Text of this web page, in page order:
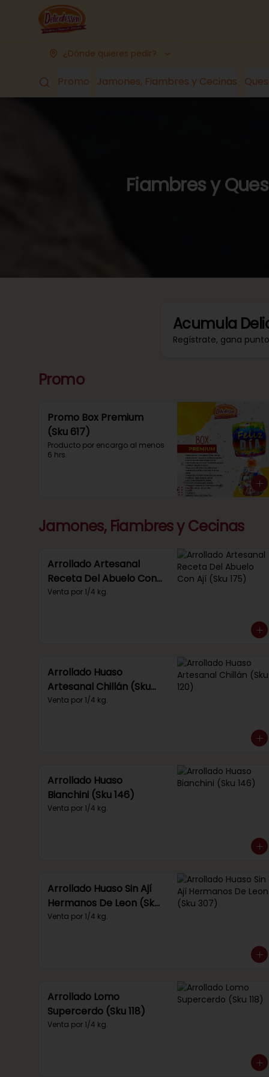
¿Dónde quieres pedir?
Promo Jamones, Fiambres y Cecinas
Fiambres y
Acumula
Regístrate, gana
Promo
Promo Box Premium
(Sku 617)
Producto por encargo al menos
6 hrs.
Jamones, Fiambres y Cecinas
Arrollado Artesanal
Receta Del Abuelo Con
Ají (Sku 175)
Venta por 1/4 kg.
Arrollado Huaso
Artesanal Chillán (Sku
120)
Venta por 1/4 kg.
Arrollado Huaso
Bianchini (Sku 146)
Venta por 1/4 kg.
Arrollado Huaso Sin Ají
Hermanos De Leon (Sku
307)
Venta por 1/4 kg.
Arrollado Lomo
Supercerdo (Sku 118)
Venta por 1/4 kg.